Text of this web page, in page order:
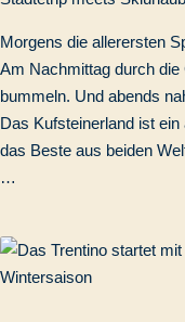
Morgens die allerersten
Am Nachmittag durch
bummeln. Und abends
Das Kufsteinerland ist
das Beste aus beiden
…